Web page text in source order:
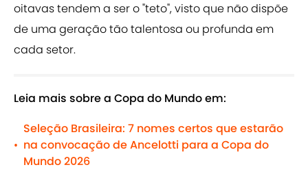
oitavas tendem a ser o "teto", visto que não dispõe
de uma geração tão talentosa ou profunda em
cada setor.
Leia mais sobre a Copa do Mundo em:
•
Seleção Brasileira: 7 nomes certos que estarão
na convocação de Ancelotti para a Copa do
Mundo 2026